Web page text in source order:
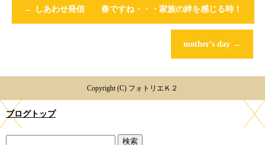
← しあわせ発信 春ですね・・・家族の絆を感じる時！
mother’s day →
Copyright (C) フォトリエＫ２
ブログトップ